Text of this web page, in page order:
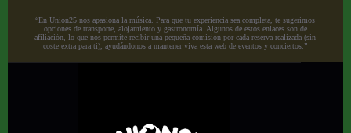
“En Union25 nos apasiona la música. Para que tu experiencia sea completa, te sugerimos
opciones de transporte, alojamiento y gastronomía. Algunos de estos enlaces son de
afiliación, lo que nos permite recibir una pequeña comisión por cada reserva realizada (sin
coste extra para ti), ayudándonos a mantener viva esta web de eventos y conciertos.”